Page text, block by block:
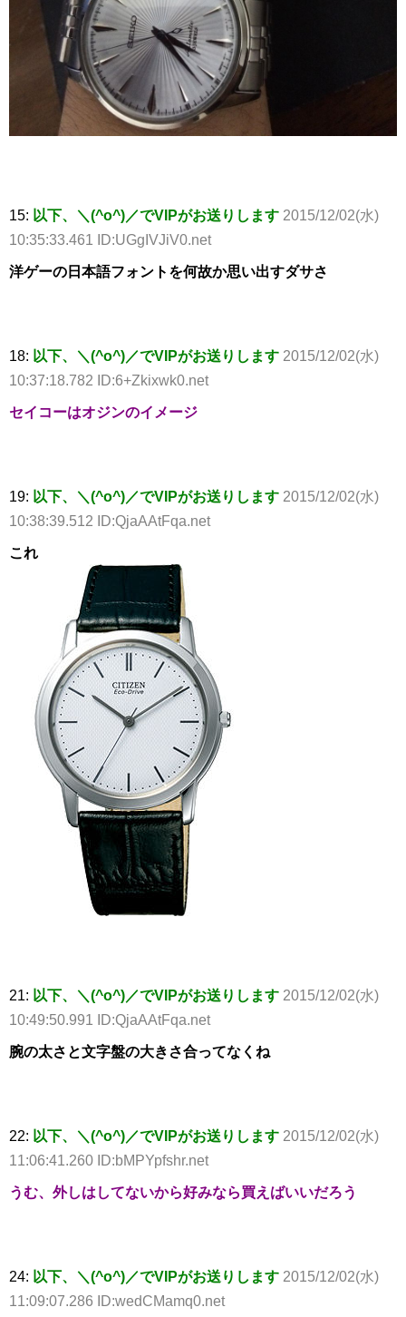
15: 以下、＼(^o^)／でVIPがお送りします 2015/12/02(水)
10:35:33.461 ID:UGgIVJiV0.net
洋ゲーの日本語フォントを何故か思い出すダサさ
18: 以下、＼(^o^)／でVIPがお送りします 2015/12/02(水)
10:37:18.782 ID:6+Zkixwk0.net
セイコーはオジンのイメージ
19: 以下、＼(^o^)／でVIPがお送りします 2015/12/02(水)
10:38:39.512 ID:QjaAAtFqa.net
これ
21: 以下、＼(^o^)／でVIPがお送りします 2015/12/02(水)
10:49:50.991 ID:QjaAAtFqa.net
腕の太さと文字盤の大きさ合ってなくね
22: 以下、＼(^o^)／でVIPがお送りします 2015/12/02(水)
11:06:41.260 ID:bMPYpfshr.net
うむ、外しはしてないから好みなら買えばいいだろう
24: 以下、＼(^o^)／でVIPがお送りします 2015/12/02(水)
11:09:07.286 ID:wedCMamq0.net